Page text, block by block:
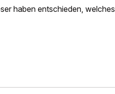
haben entschieden, welches